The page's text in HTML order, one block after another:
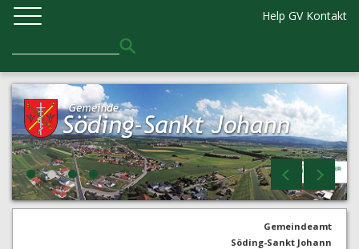
Help GV Kontakt
Gemeindeamt
Söding-Sankt Johann